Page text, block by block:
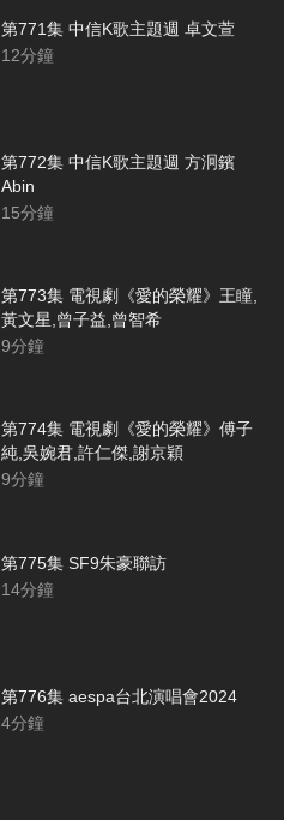
第771集 中信K歌主題週 卓文萱
12分鐘
第772集 中信K歌主題週 方泂鑌
Abin
15分鐘
第773集 電視劇《愛的榮耀》王瞳,
黃文星,曾子益,曾智希
9分鐘
第774集 電視劇《愛的榮耀》傅子
純,吳婉君,許仁傑,謝京穎
9分鐘
第775集 SF9朱豪聯訪
14分鐘
第776集 aespa台北演唱會2024
4分鐘